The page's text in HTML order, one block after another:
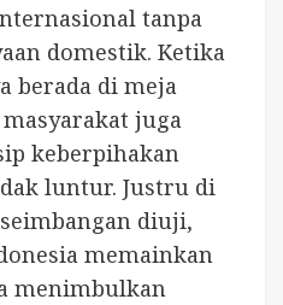
tanpa
domestik. Ketika
berada di meja
juga
keberpihakan
luntur. Justru di
diuji,
memainkan
menimbulkan